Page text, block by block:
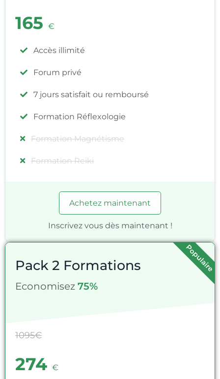
165 €
Accès illimité
Forum privé
7 jours satisfait ou remboursé
Formation Réflexologie
Formation Magnétisme
Formation Reiki
Achetez maintenant
Inscrivez vous dès maintenant !
Populaire
Pack 2 Formations
Economisez 75%
1095€
274 €